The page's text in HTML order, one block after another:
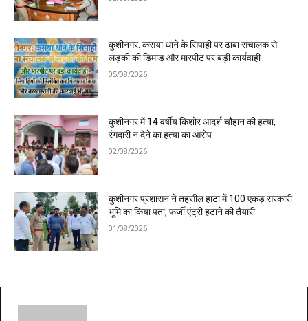
कुशीनगर: कसया थाने के सिपाही पर ढाबा संचालक से
लड़की की डिमांड और मारपीट पर बड़ी कार्यवाही
05/08/2026
कुशीनगर में 14 वर्षीय किशोर आदर्श चौहान की हत्या,
रंगदारी न देने का हत्या का आरोप
02/08/2026
कुशीनगर प्रशासन ने तहसील हाटा में 100 एकड़ सरकारी
भूमि का किया पता, फर्जी एंट्री हटाने की तैयारी
01/08/2026